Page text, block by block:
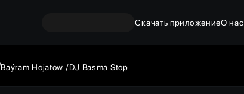
Скачать приложениеО нас
Baýram Hojatow DJ Basma Stop